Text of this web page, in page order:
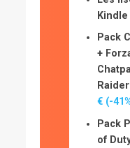
Kindle
Pack
+
€ (-
Pack
of